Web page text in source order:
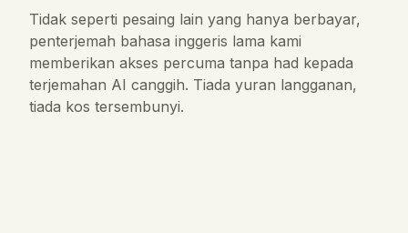
Tidak seperti pesaing lain yang hanya berbayar,
penterjemah bahasa inggeris lama kami
memberikan akses percuma tanpa had kepada
terjemahan AI canggih. Tiada yuran langganan,
tiada kos tersembunyi.